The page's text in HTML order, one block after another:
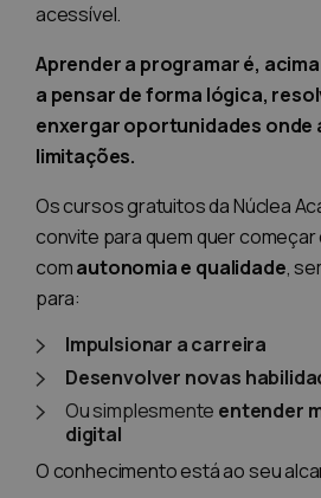
acessível.
Aprender a programar é,
a pensar de forma lógica,
enxergar oportunidades onde
limitações.
Os cursos gratuitos da Núclea
convite para quem quer começar
comautonomia e qualidade,
para:
Impulsionar a carreira
Desenvolver novas
Ou simplesmente entender
digital
O conhecimento está ao seu